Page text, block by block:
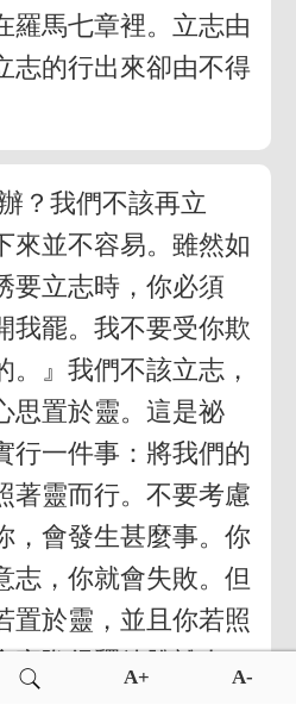
羅馬七章裡。立志由
志的行出來卻由不得
？我們不該再立
來並不容易。雖然如
要立志時，你必須
我罷。我不要受你欺
。』我們不該立志，
思置於靈。這是祕
行一件事：將我們的
著靈而行。不要考慮
，會發生甚麼事。你
志，你就會失敗。但
置於靈，並且你若照
實際得釋放脫離肉
A+ A-